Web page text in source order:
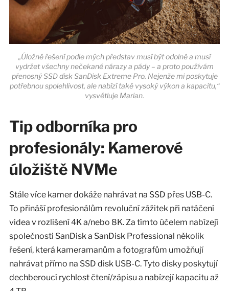
„Úložné řešení podle mých představ musí být odolné a musí
vydržet všechny nečekané nárazy a pády – a proto používám
přenosný SSD disk SanDisk Extreme Pro. Nejenže mi poskytuje
potřebnou spolehlivost, ale nabízí také vysoký výkon a kapacitu,“
vysvětluje Marian.
Tip odborníka pro
profesionály: Kamerové
úložiště NVMe
Stále více kamer dokáže nahrávat na SSD přes USB-C.
To přináší profesionálům revoluční zážitek při natáčení
videa v rozlišení 4K a/nebo 8K. Za tímto účelem nabízejí
společnosti SanDisk a SanDisk Professional několik
řešení, která kameramanům a fotografům umožňují
nahrávat přímo na SSD disk USB-C. Tyto disky poskytují
dechberoucí rychlost čtení/zápisu a nabízejí kapacitu až